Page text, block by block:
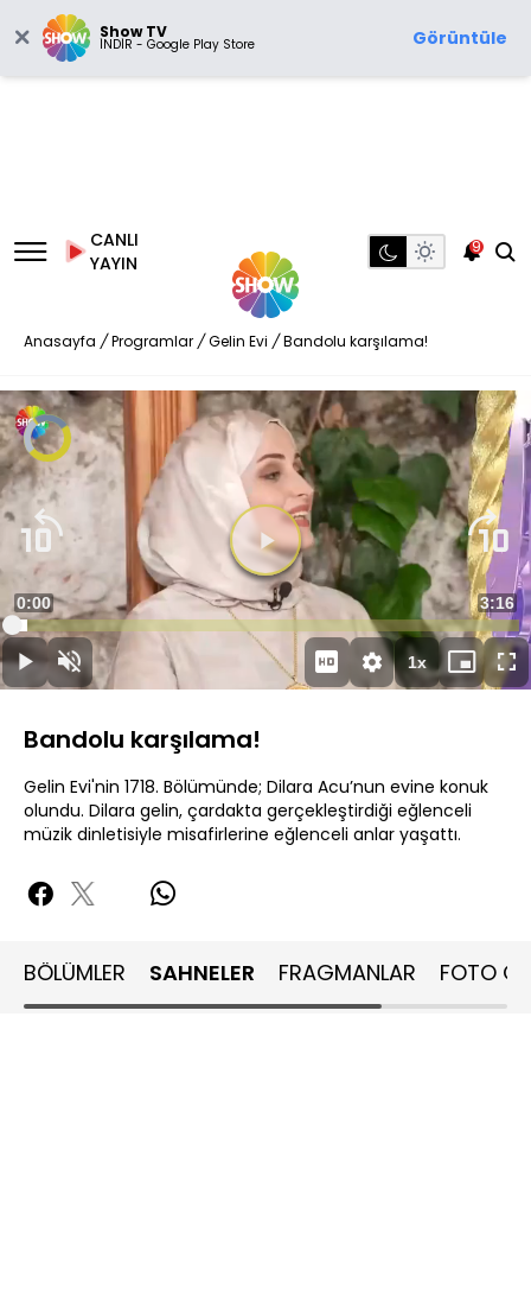
Show TV
İNDİR - Google Play Store Görüntüle
CANLI
YAYIN
9
Anasayfa / Programlar / Gelin Evi / Bandolu karşılama!
DuraklatSesi
Aç
Süre
0:00
Süre
3:16
Yüklendi:
3.02%
1xOynatma
Hızı
Mini
oynatıcı
Bandolu karşılama!
Gelin Evi'nin 1718. Bölümünde; Dilara Acu’nun evine konuk
olundu. Dilara gelin, çardakta gerçekleştirdiği eğlenceli
müzik dinletisiyle misafirlerine eğlenceli anlar yaşattı.
BÖLÜMLER SAHNELER FRAGMANLAR FOTO